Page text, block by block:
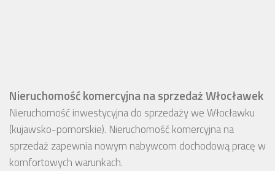
Nieruchomość komercyjna na sprzedaż Włocławek
Nieruchomość inwestycyjna do sprzedaży we Włocławku
(kujawsko-pomorskie). Nieruchomość komercyjna na
sprzedaż zapewnia nowym nabywcom dochodową pracę w
komfortowych warunkach.